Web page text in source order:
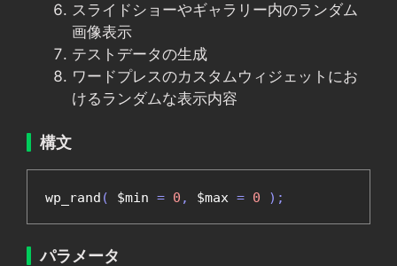
スライドショーやギャラリー内のランダム
画像表示
テストデータの生成
ワードプレスのカスタムウィジェットにお
けるランダムな表示内容
構文
wp_rand ( $min = 0 , $max = 0 );
パラメータ